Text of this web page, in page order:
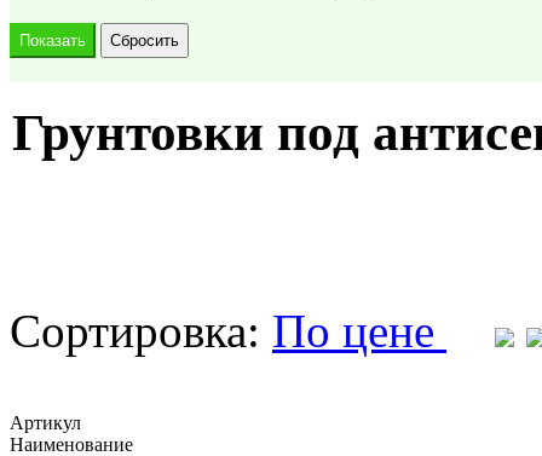
Грунтовки под
Сортировка: По цене
Артикул
Наименование